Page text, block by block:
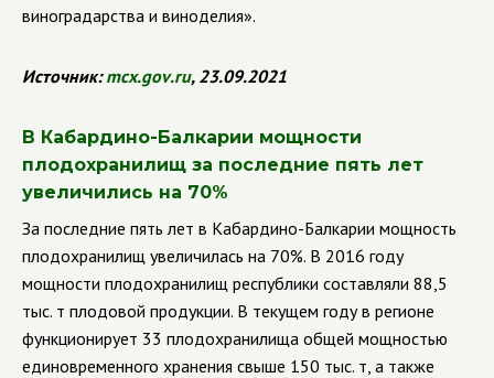
виноградарства и виноделия».
Источник:mcx.gov.ru, 23.09.2021
В Кабардино-Балкарии мощности
плодохранилищ за последние пять лет
увеличились на 70%
За последние пять лет в Кабардино-Балкарии мощность
плодохранилищ увеличилась на 70%. В 2016 году
мощности плодохранилищ республики составляли 88,5
тыс. т плодовой продукции. В текущем году в регионе
функционирует 33 плодохранилища общей мощностью
единовременного хранения свыше 150 тыс. т, а также